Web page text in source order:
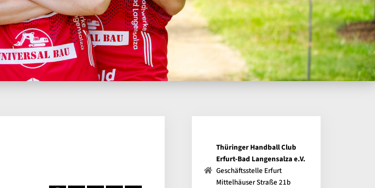
Thüringer Handball Club
Erfurt-Bad Langensalza e.V.
Geschäftsstelle Erfurt
Mittelhäuser Straße 21b